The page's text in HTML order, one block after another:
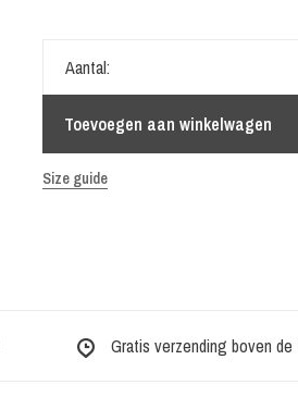
Aantal:
Toevoegen aan winkelwagen
Size guide
Gratis verzending boven